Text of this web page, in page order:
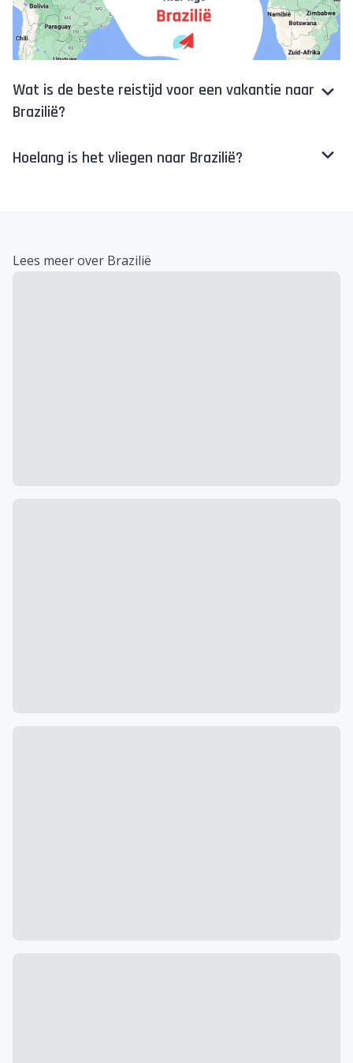
Wat is de beste reistijd voor een vakantie naar
Brazilië?
Hoelang is het vliegen naar Brazilië?
Lees meer over Brazilië